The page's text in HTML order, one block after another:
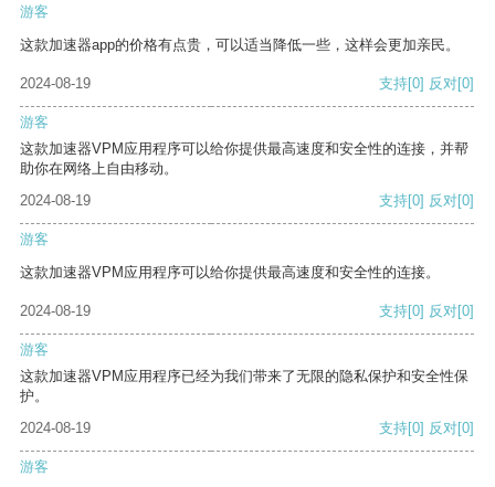
游客
这款加速器app的价格有点贵，可以适当降低一些，这样会更加亲民。
2024-08-19 支持[0] 反对[0]
游客
这款加速器VPM应用程序可以给你提供最高速度和安全性的连接，并帮
助你在网络上自由移动。
2024-08-19
支持[0] 反对[0]
游客
这款加速器VPM应用程序可以给你提供最高速度和安全性的连接。
2024-08-19 支持[0] 反对[0]
游客
这款加速器VPM应用程序已经为我们带来了无限的隐私保护和安全性保
护。
2024-08-19
支持[0] 反对[0]
游客